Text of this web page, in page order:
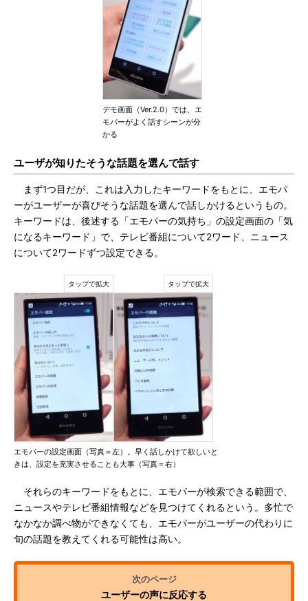
デモ画面（Ver.2.0）では、エ
モパーがよく話すシーンが分
かる
ユーザが知りたそうな話題を選んで話す
まず1つ目だが、これは入力したキーワードをもとに、エモパ
ーがユーザーが喜びそうな話題を選んで話しかけるというもの。
キーワードは、後述する「エモパーの気持ち」の設定画面の「気
になるキーワード」で、テレビ番組について2ワード、ニュース
について2ワードずつ設定できる。
エモパーの設定画面（写真＝左）。早く話しかけて欲しいと
きは、設定を充実させることも大事（写真＝右）
それらのキーワードをもとに、エモパーが検索できる範囲で、
ニュースやテレビ番組情報などを見つけてくれるという。多忙で
なかなか調べ物ができなくても、エモパーがユーザーの代わりに
旬の話題を教えてくれる可能性は高い。
ユーザーの声に反応する